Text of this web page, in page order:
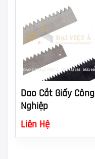
Dao Cắt Giấy Công
Nghiệp
Liên Hệ